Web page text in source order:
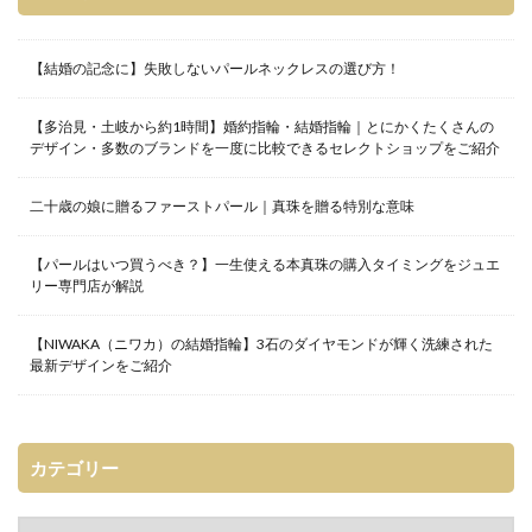
【結婚の記念に】失敗しないパールネックレスの選び方！
【多治見・土岐から約1時間】婚約指輪・結婚指輪｜とにかくたくさんの
デザイン・多数のブランドを一度に比較できるセレクトショップをご紹介
二十歳の娘に贈るファーストパール｜真珠を贈る特別な意味
【パールはいつ買うべき？】一生使える本真珠の購入タイミングをジュエ
リー専門店が解説
【NIWAKA（ニワカ）の結婚指輪】3石のダイヤモンドが輝く洗練された
最新デザインをご紹介
カテゴリー